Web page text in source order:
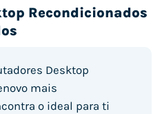
Recondicionados
Desktop
mais
o ideal para ti